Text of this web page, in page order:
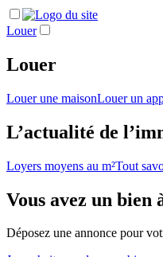
Louer
Louer
Louer une maisonLouer un
L’actualité de
Loyers moyens au m²Tout
Vous avez un bien
Déposez une annonce pour